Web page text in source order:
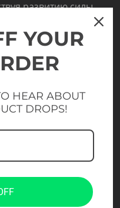
развитию силы,
YOUR
HEAR ABOUT
DROPS!